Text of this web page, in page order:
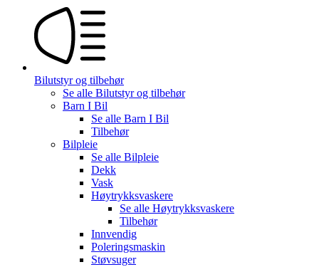
Bilutstyr og tilbehør
Se alle Bilutstyr og tilbehør
Barn I Bil
Se alle Barn I Bil
Tilbehør
Bilpleie
Se alle Bilpleie
Dekk
Vask
Høytrykksvaskere
Se alle Høytrykksvaskere
Tilbehør
Innvendig
Poleringsmaskin
Støvsuger